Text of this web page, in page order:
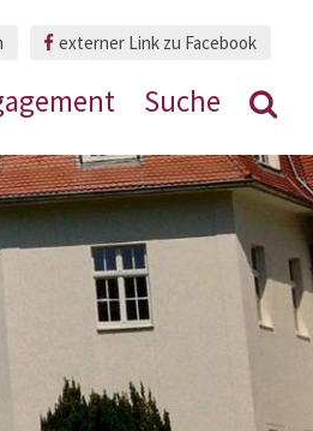
externer Link zu Facebook
Suche